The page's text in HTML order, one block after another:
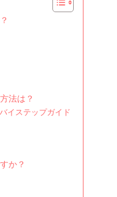
法は？
イステップガイド
か？